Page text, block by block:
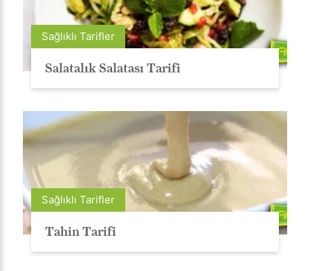
Sağlıklı Tarifler
Salatalık Salatası Tarifi
Sağlıklı Tarifler
Tahin Tarifi